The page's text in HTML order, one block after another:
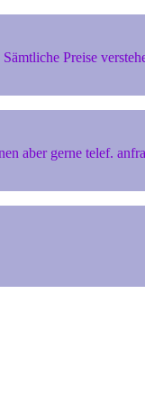
Preise
aber gerne telef.